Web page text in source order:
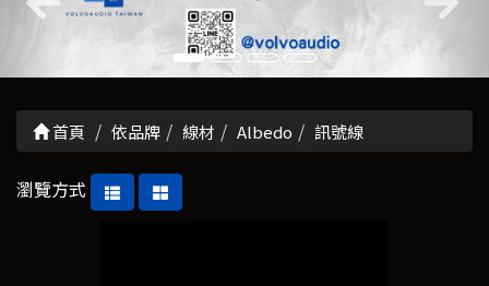
首頁 依品牌 線材 Albedo 訊號線
瀏覽方式